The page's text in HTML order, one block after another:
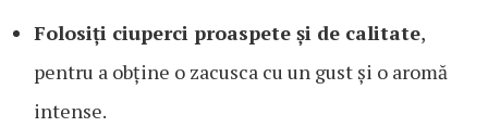
Folosiți ciuperci proaspete și de calitate,
pentru a obține o zacusca cu un gust și o aromă
intense.